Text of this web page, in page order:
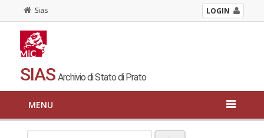
Sias LOGIN
SIAS Archivio di Stato di Prato
MENU